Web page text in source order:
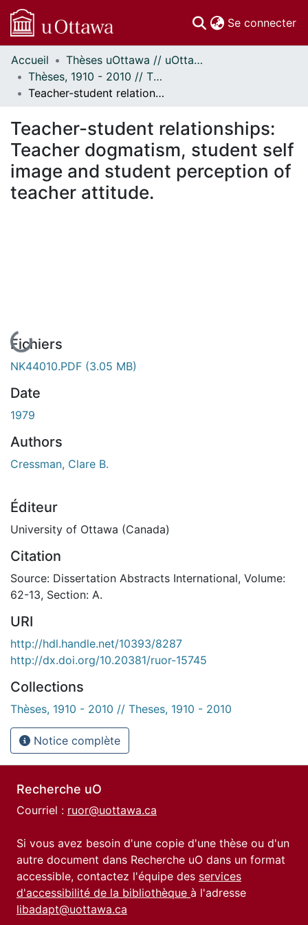
Se connecter
Communautés
et collections
Parcourir
À propos
Accueil
Thèses uOttawa // uOttawa Theses
Thèses, 1910 - 2010 // Theses, 1910 - 2010
Teacher-student relationships: Teacher dogmatism, student self image and student perception of teacher attitude.
Teacher-student relationships:
Teacher dogmatism, student self
image and student perception of
teacher attitude.
En cours de chargement...
Fichiers
NK44010.PDF (3.05 MB)
Date
1979
Authors
Cressman, Clare B.
Éditeur
University of Ottawa (Canada)
Citation
Source: Dissertation Abstracts International, Volume:
62-13, Section: A.
URI
http://hdl.handle.net/10393/8287
http://dx.doi.org/10.20381/ruor-15745
Collections
Thèses, 1910 - 2010 // Theses, 1910 - 2010
Notice complète
Recherche uO
Courriel : ruor@uottawa.ca
Si vous avez besoin d'une copie d'une thèse ou d'un
autre document dans Recherche uO dans un format
accessible, contactez l'équipe des services
d'accessibilité de la bibliothèque à l'adresse
libadapt@uottawa.ca